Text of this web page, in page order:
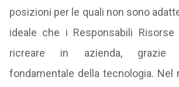
posizioni per le quali non sono
ideale che i Responsabili Risorse
ricreare in azienda, grazie
fondamentale della tecnologia. Nel